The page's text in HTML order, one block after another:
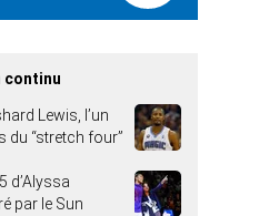
continu
Lewis, l’un
du “stretch four”
d’Alyssa
par le Sun